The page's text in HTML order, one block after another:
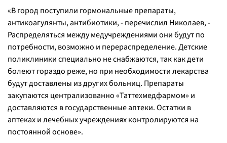
«В город поступили гормональные препараты,
антикоагулянты, антибиотики, -перечислил Николаев,-
Распределяться между медучреждениями они будут по
потребности, возможно и перераспределение. Детские
поликлиники специально не снабжаются, так как дети
болеют гораздо реже, но при необходимости лекарства
будут доставлены из других больниц. Препараты
закупаются централизованно «Таттехмедфармом» и
доставляются в государственные аптеки. Остатки в
аптеках и лечебных учреждениях контролируются на
постоянной основе».